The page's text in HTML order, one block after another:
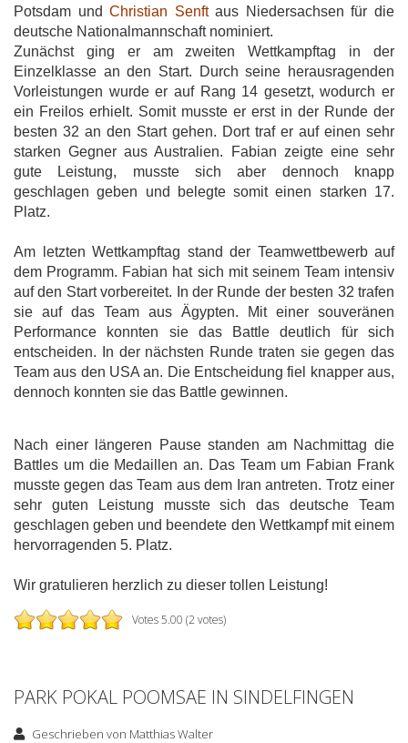
Potsdam undChristian Senftaus Niedersachsen für die
deutsche Nationalmannschaft nominiert.
Zunächst ging er am zweiten Wettkampftag in der
Einzelklasse an den Start. Durch seine herausragenden
Vorleistungen wurde er auf Rang 14 gesetzt, wodurch er
ein Freilos erhielt. Somit musste er erst in der Runde der
besten 32 an den Start gehen. Dort traf er auf einen sehr
starken Gegner aus Australien. Fabian zeigte eine sehr
gute Leistung, musste sich aber dennoch knapp
geschlagen geben und belegte somit einen starken 17.
Platz.
Am letzten Wettkampftag stand der Teamwettbewerb auf
dem Programm. Fabian hat sich mit seinem Team intensiv
auf den Start vorbereitet. In der Runde der besten 32 trafen
sie auf das Team aus Ägypten. Mit einer souveränen
Performance konnten sie das Battle deutlich für sich
entscheiden. In der nächsten Runde traten sie gegen das
Team aus den USA an. Die Entscheidung fiel knapper aus,
dennoch konnten sie das Battle gewinnen.
Nach einer längeren Pause standen am Nachmittag die
Battles um die Medaillen an. Das Team um Fabian Frank
musste gegen das Team aus dem Iran antreten. Trotz einer
sehr guten Leistung musste sich das deutsche Team
geschlagen geben und beendete den Wettkampf mit einem
hervorragenden 5. Platz.
Wir gratulieren herzlich zu dieser tollen Leistung!
Votes 5.00 (2 votes)
PARK POKAL POOMSAE IN SINDELFINGEN
Geschrieben von Matthias Walter